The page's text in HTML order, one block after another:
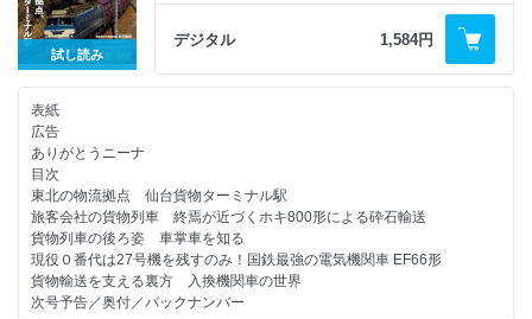
『 STATION（ステイション）』
■女子鉄マンガ／『鉄娘な３姉妹』
『ゆりてつ～私立百合ヶ咲女子高鉄道部～』
『鉄子の育て方』
『てるみな』／『ぱらのま』／『鉄道少女漫画』／『鉄ヲタ少女』
■恋愛鉄道マンガ／『各駅停車』／『純愛ステーション』／『ひとひらの
恋が降る』／『きまぐれ乗車券』
■鉄道４コママンガ／『ひかり！ 出発進行』
『黒猫の駅長さん』／『鉄道少女ふたり旅』
『初恋＊れ～るとりっぷ』／『中央モノローグ線』
■私の好きな鉄道マンガ
■マンガの中の好きな鉄道シーン
次号予告／奥付／バックナンバー
ミルクスタンドの裏側に迫る
東京駅 駅ナカめぐりＭＡＰ
駅ナカ商業施設で味わえる ご当地グルメ/東京駅 グランスタ東京
札幌駅 札幌ら〜めん共和国
宇都宮駅 宇都宮パセオ
名古屋駅 名古屋うまいもん通り
京都駅 ＡＳＴＹ京都・ザ・キューブ
博多駅 博多めん街道
ローカル鉄道で味わう 長崎グルメガイド
島原鉄道
松浦鉄道
長崎電気軌道
自販機マニアが教えます！ 駅ナカで見つけた全国の個性派自販機
軽食にも土産にも便利 個性あふれるご当地パン
試し読み
デジタル 1,584円
表紙
広告
ありがとうニーナ
目次
東北の物流拠点 仙台貨物ターミナル駅
旅客会社の貨物列車 終焉が近づくホキ800形による砕石輸送
貨物列車の後ろ姿 車掌車を知る
現役０番代は27号機を残すのみ！国鉄最強の電気機関車 EF66形
貨物輸送を支える裏方 入換機関車の世界
次号予告／奥付／バックナンバー